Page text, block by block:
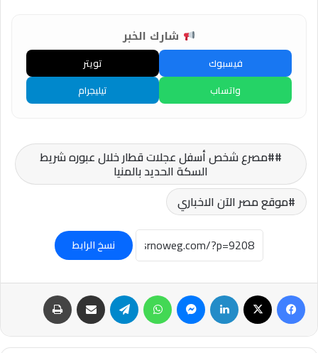
شارك الخبر
فيسبوك
تويتر
واتساب
تيليجرام
#مصرع شخص أسفل عجلات قطار خلال عبوره شريط
السكة الحديد بالمنيا
موقع مصر الآن الاخباري
نسخ الرابط
فيسبوك لينكدإن ماسنجر واتساب تيلقرام مشاركة عبر البريد